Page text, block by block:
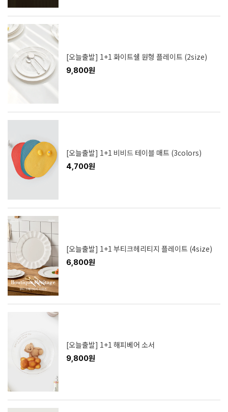
[오늘출발] 1+1 화이트쉘 원형 플레이트 (2size)
9,800원
[오늘출발] 1+1 비비드 테이블 매트 (3colors)
4,700원
[오늘출발] 1+1 부티크헤리티지 플레이트 (4size)
6,800원
[오늘출발] 1+1 해피베어 소서
9,800원